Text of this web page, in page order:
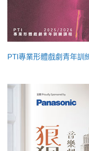
PTI專業形體戲劇青年訓